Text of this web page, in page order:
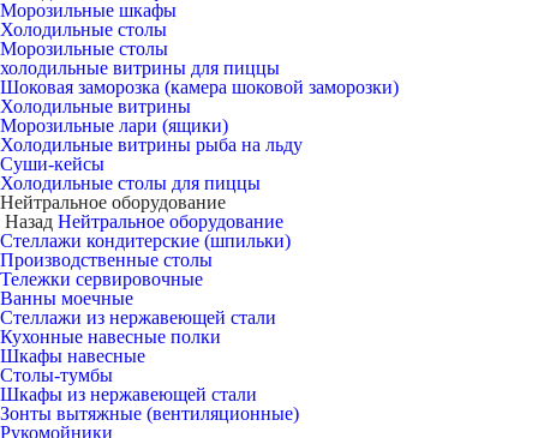
Морозильные шкафы
Холодильные столы
Морозильные столы
холодильные витрины для пиццы
Шоковая заморозка (камера шоковой заморозки)
Холодильные витрины
Морозильные лари (ящики)
Холодильные витрины рыба на льду
Суши-кейсы
Холодильные столы для пиццы
Нейтральное оборудование
Назад Нейтральное оборудование
Стеллажи кондитерские (шпильки)
Производственные столы
Тележки сервировочные
Ванны моечные
Стеллажи из нержавеющей стали
Кухонные навесные полки
Шкафы навесные
Столы-тумбы
Шкафы из нержавеющей стали
Зонты вытяжные (вентиляционные)
Рукомойники